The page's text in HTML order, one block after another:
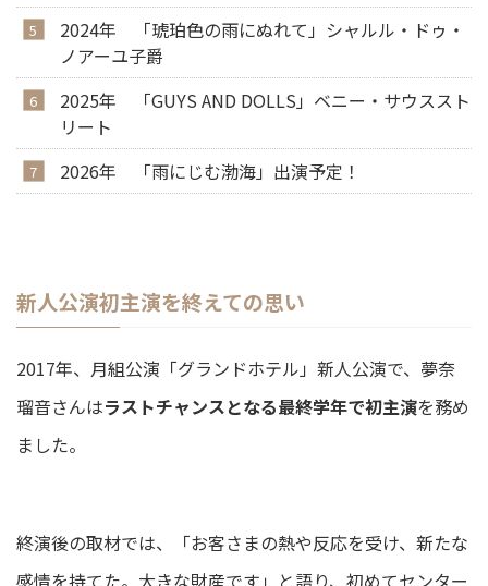
2024年 「琥珀色の雨にぬれて」シャルル・ドゥ・
ノアーユ子爵
2025年 「GUYS AND DOLLS」ベニー・サウススト
リート
2026年 「雨にじむ渤海」出演予定！
新人公演初主演を終えての思い
2017年、月組公演「グランドホテル」新人公演で、夢奈
瑠音さんはラストチャンスとなる最終学年で初主演を務め
ました。
終演後の取材では、「お客さまの熱や反応を受け、新たな
感情を持てた。大きな財産です」と語り、初めてセンター